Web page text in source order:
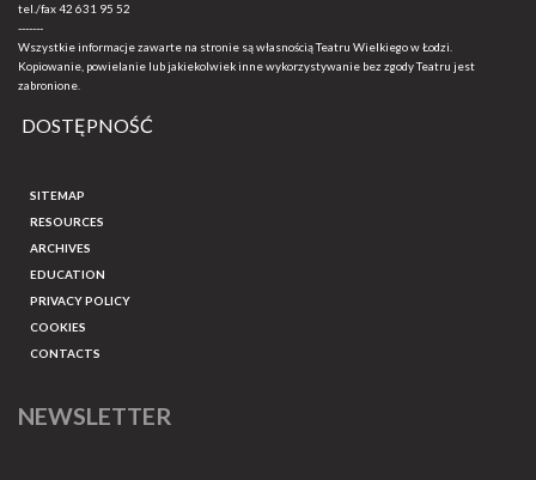
tel./fax42 631 95 52
-------
Wszystkie informacje zawarte na stronie są własnością Teatru Wielkiego w Łodzi.
Kopiowanie, powielanie lub jakiekolwiek inne wykorzystywanie bez zgody Teatru jest
zabronione.
DOSTĘPNOŚĆ
SITEMAP
RESOURCES
ARCHIVES
EDUCATION
PRIVACY POLICY
COOKIES
CONTACTS
NEWSLETTER